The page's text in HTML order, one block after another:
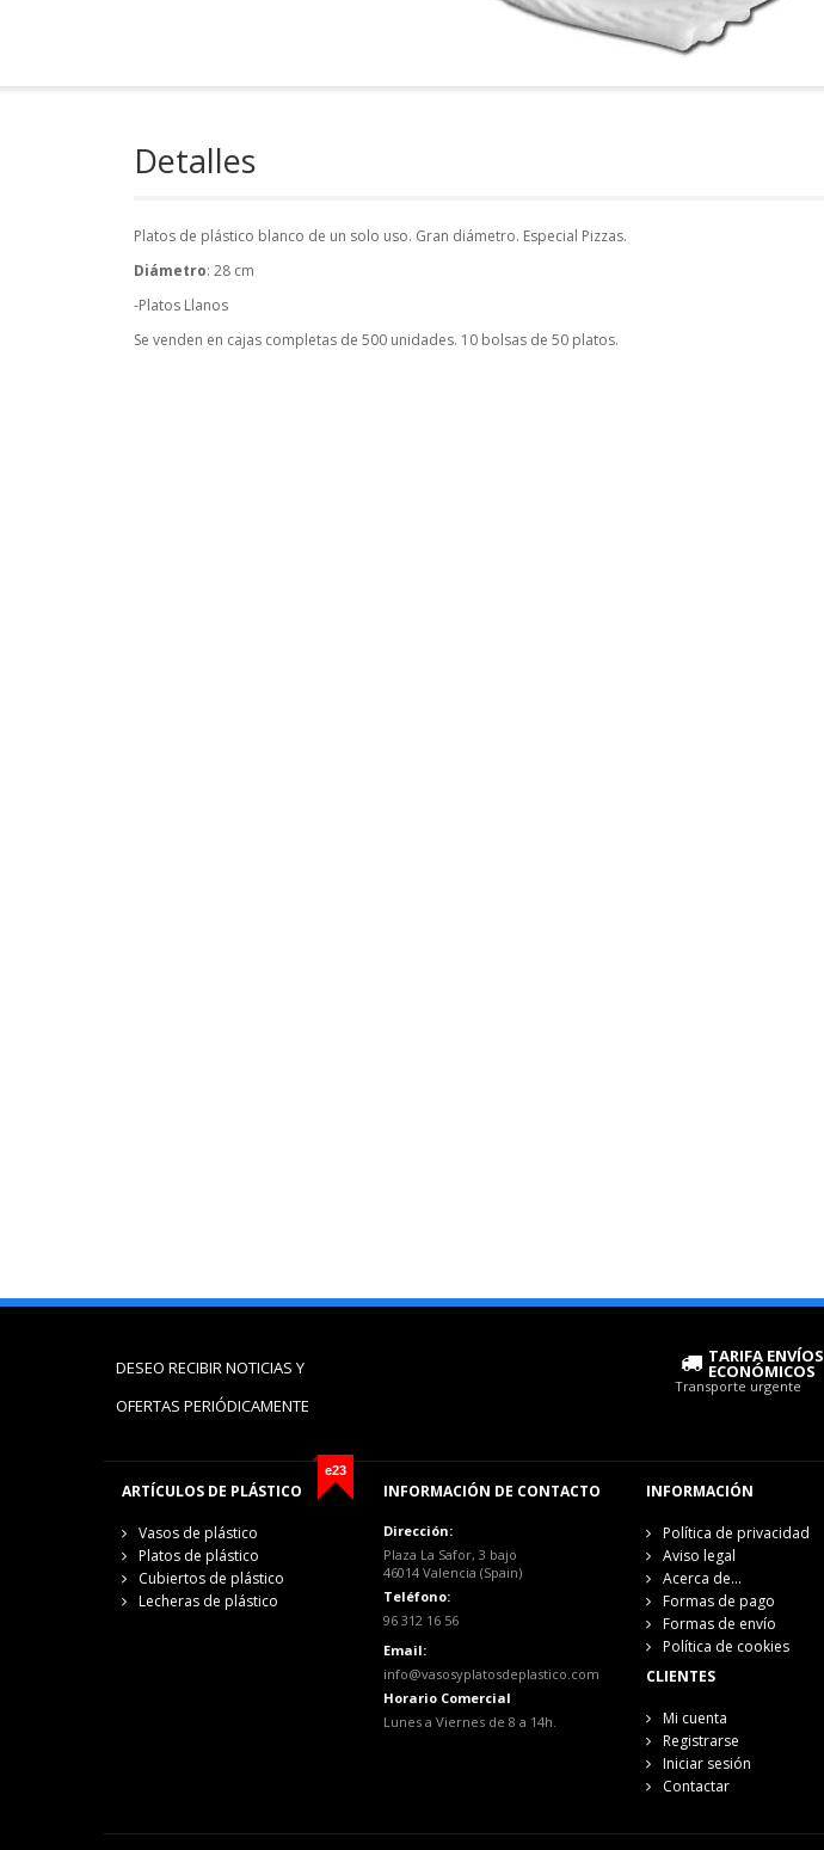
Detalles
Platos de plástico blanco de un solo uso. Gran diámetro. Especial Pizzas.
Diámetro: 28 cm
-Platos Llanos
Se venden en cajas completas de 500 unidades. 10 bolsas de 50 platos.
DESEO RECIBIR NOTICIAS Y
OFERTAS PERIÓDICAMENTE
TARIFA ENVÍOS
ECONÓMICOS
Transporte urgente
e23
ARTÍCULOS DE PLÁSTICO
Vasos de plástico
Platos de plástico
Cubiertos de plástico
Lecheras de plástico
INFORMACIÓN DE CONTACTO
Dirección:
Plaza La Safor, 3 bajo
46014 Valencia (Spain)
Teléfono:
96 312 16 56
Email:
info@vasosyplatosdeplastico.com
Horario Comercial
Lunes a Viernes de 8 a 14h.
INFORMACIÓN
Política de privacidad
Aviso legal
Acerca de...
Formas de pago
Formas de envío
Política de cookies
CLIENTES
Mi cuenta
Registrarse
Iniciar sesión
Contactar